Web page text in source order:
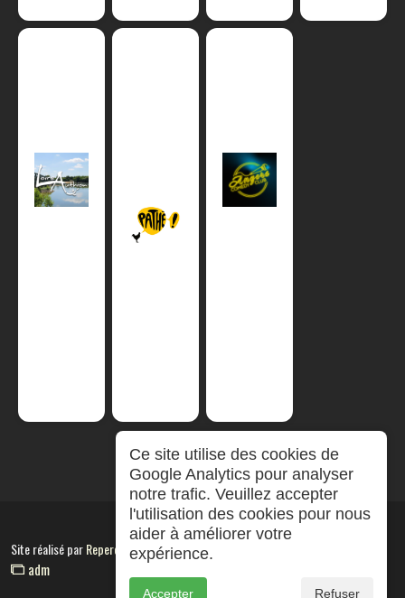
Site réalisé parRepereCom
adm
Ce site utilise des cookies de
Google Analytics pour analyser
notre trafic. Veuillez accepter
l'utilisation des cookies pour nous
aider à améliorer votre
expérience.
Accepter Refuser